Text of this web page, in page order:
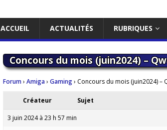
ACCUEIL ACTUALITÉS RUBRIQUES
Concours du mois (juin2024) –
Forum› Amiga› Gaming› Concours du mois (juin2024) –
Créateur Sujet
3 juin 2024 à 23 h 57 min